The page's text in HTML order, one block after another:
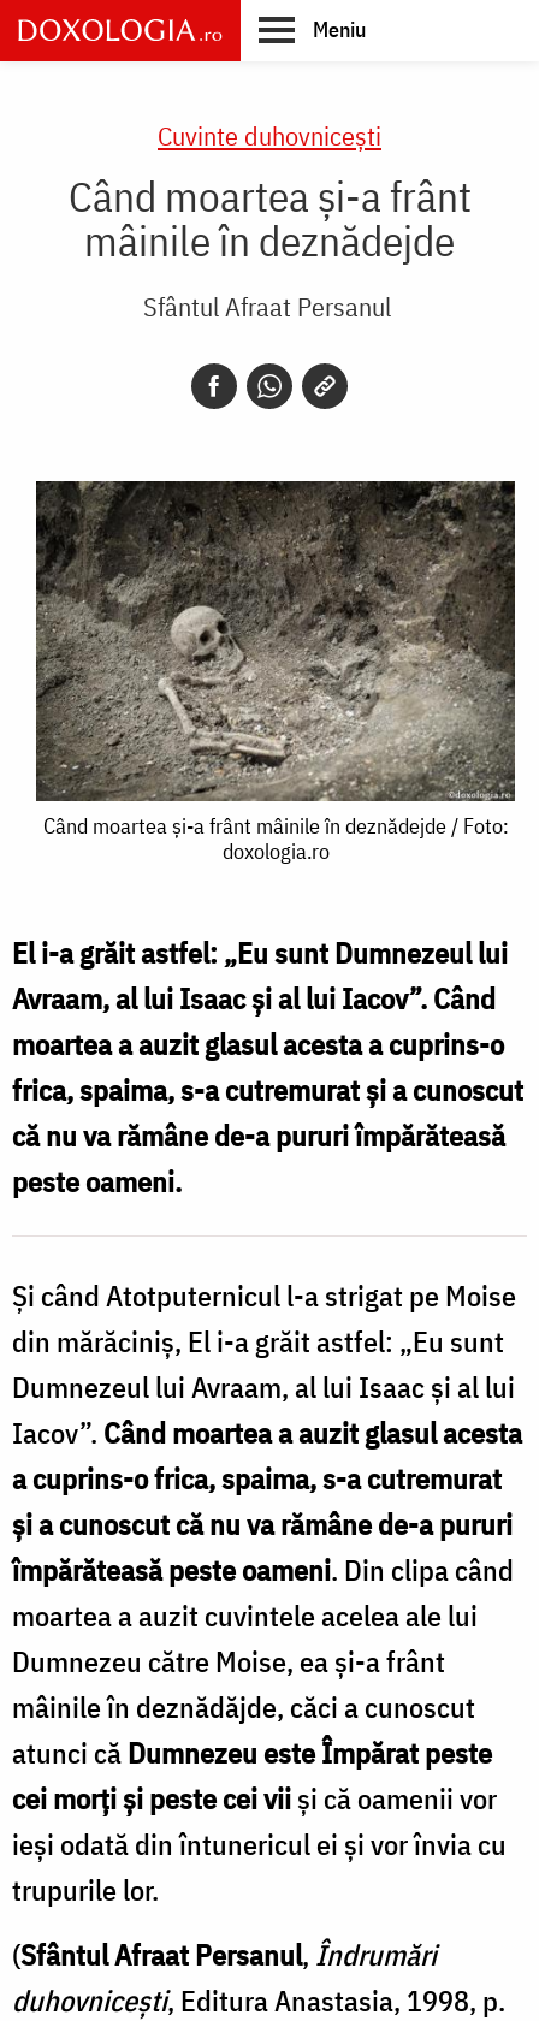
Skip
to
main
Meniu
Cuvinte duhovnicești
Când moartea și-a frânt
mâinile în deznădejde
Sfântul Afraat Persanul
Când
a
frânt
mâinile
în
deznădejde
Foto:
doxologia.ro
Când moartea și-a frânt mâinile în deznădejde / Foto:
doxologia.ro
El i-a grăit astfel: „Eu sunt Dumnezeul lui
Avraam, al lui Isaac și al lui Iacov”. Când
moartea a auzit glasul acesta a cuprins-o
frica, spaima, s-a cutremurat și a cunoscut
că nu va rămâne de-a pururi împărăteasă
peste oameni.
Și când Atotputernicul l-a strigat pe Moise
din mărăciniș, El i-a grăit astfel: „Eu sunt
Dumnezeul lui Avraam, al lui Isaac și al lui
Iacov”. Când moartea a auzit glasul acesta
a cuprins-o frica, spaima, s-a cutremurat
și a cunoscut că nu va rămâne de-a pururi
împărăteasă peste oameni. Din clipa când
moartea a auzit cuvintele acelea ale lui
Dumnezeu către Moise, ea și-a frânt
mâinile în deznădăjde, căci a cunoscut
atunci căDumnezeu este Împărat peste
cei morți și peste cei viiși că oamenii vor
ieși odată din întunericul ei și vor învia cu
trupurile lor.
(Sfântul Afraat Persanul, Îndrumări
duhovnicești, Editura Anastasia, 1998, p.